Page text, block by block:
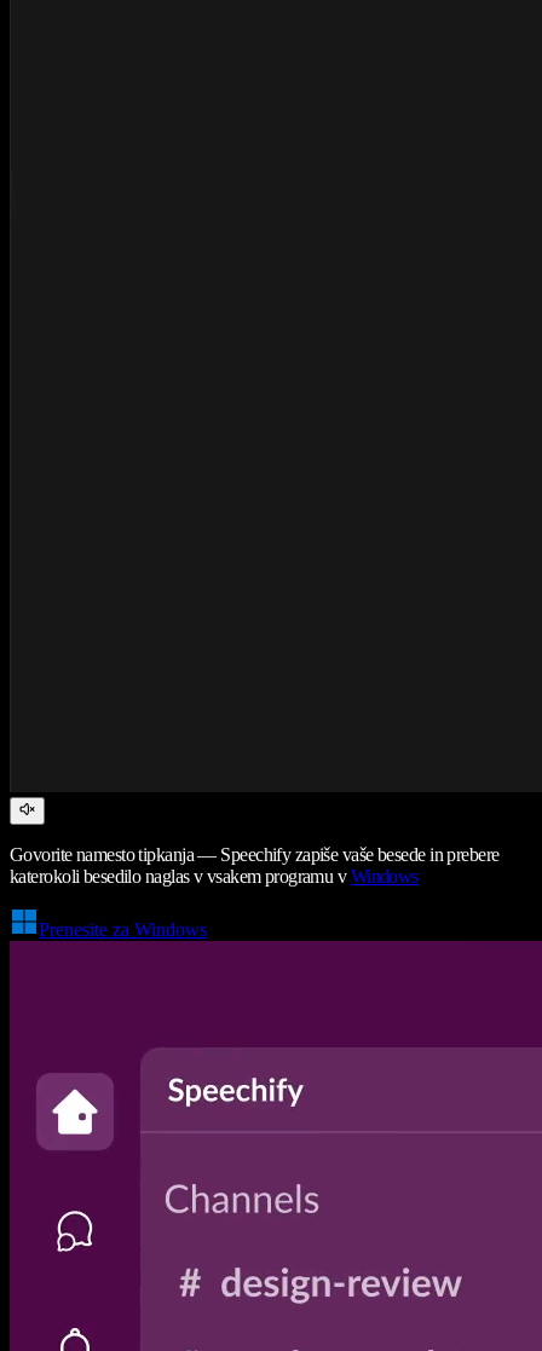
Govorite namesto tipkanja — Speechify zapiše vaše besede in prebere
katerokoli besedilo naglas v vsakem programu vWindows
Prenesite za Windows